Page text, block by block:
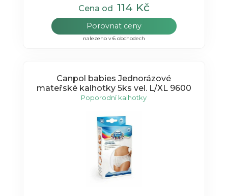
Cena od 114 Kč
Porovnat ceny
nalezeno v 6 obchodech
Canpol babies Jednorázové
mateřské kalhotky 5ks vel. L/XL 9600
Poporodní kalhotky